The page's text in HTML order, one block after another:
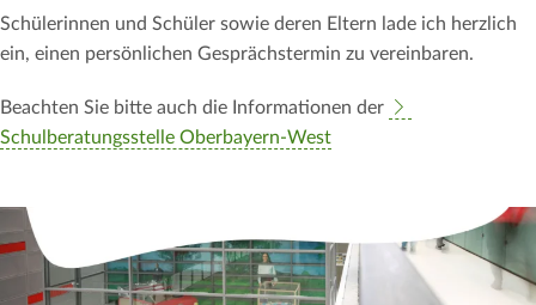
Schülerinnen und Schüler sowie deren Eltern lade ich herzlich
ein, einen persönlichen Gesprächstermin zu vereinbaren.
Beachten Sie bitte auch die Informationen der
Schulberatungsstelle Oberbayern-West